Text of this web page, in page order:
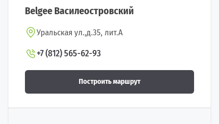
Belgee Василеостровский
Уральская ул.,д.35, лит.А
+7 (812) 565-62-93
Построить маршрут